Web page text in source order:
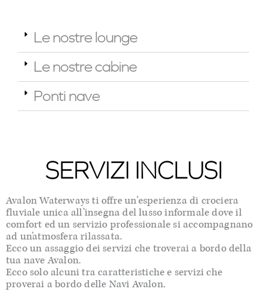
Le nostre lounge
Le nostre cabine
Ponti nave
SERVIZI INCLUSI
Avalon Waterways ti offre un’esperienza di crociera
fluviale unica all’insegna del lusso informale dove il
comfort ed un servizio professionale si accompagnano
ad un’atmosfera rilassata.
Ecco un assaggio dei servizi che troverai a bordo della
tua nave Avalon.
Ecco solo alcuni tra caratteristiche e servizi che
proverai a bordo delle Navi Avalon.